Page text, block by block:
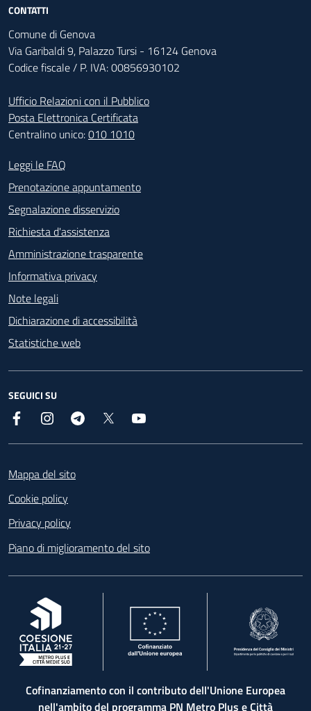
CONTATTI
Comune di Genova
Via Garibaldi 9, Palazzo Tursi - 16124 Genova
Codice fiscale / P. IVA: 00856930102
Ufficio Relazioni con il Pubblico
Posta Elettronica Certificata
Centralino unico:010 1010
Footer - Contatti
Leggi le FAQ
Prenotazione appuntamento
Segnalazione disservizio
Richiesta d'assistenza
Amministrazione trasparente
Informativa privacy
Note legali
Dichiarazione di accessibilità
Statistiche web
SEGUICI SU
Facebook InstagramTelegram
Mappa del sito
Cookie policy
Privacy policy
Piano di miglioramento del sito
, apre in una nuova scheda
Cofinanziamento con il contributo dell'Unione Europea
nell'ambito del programma PN Metro Plus e Città